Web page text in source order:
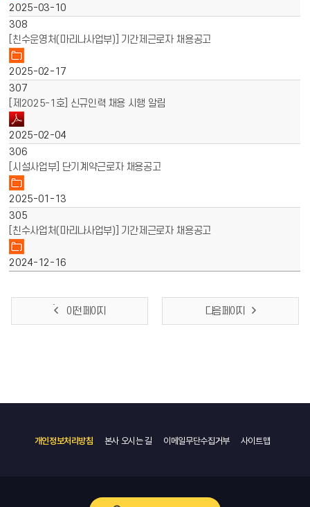
2025-03-10
308
[친수운영처(마리나사업부)] 기간제근로자 채용공고
2025-02-17
307
[제2025-1호] 신규인력 채용 시행 알림
2025-02-04
306
[시설사업부] 단기계약근로자 채용공고
2025-01-13
305
[친수사업처(마리나사업부)] 기간제근로자 채용공고
2024-12-16
이전 페이지 다음 페이지
개인정보처리방침 본사 오시는 길 이메일무단수집거부 사이트맵